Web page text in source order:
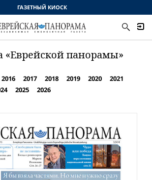
«Еврейской панорамы»
2016 2017 2018 2019 2020
2021
2025 2026
ГАЗЕТНЫЙ КИОСК